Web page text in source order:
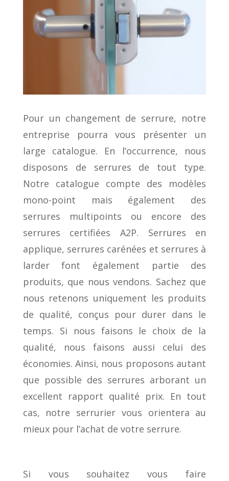
Pour un changement de serrure, notre
entreprise pourra vous présenter un
large catalogue. En l’occurrence, nous
disposons de serrures de tout type.
Notre catalogue compte des modèles
mono-point mais également des
serrures multipoints ou encore des
serrures certifiées A2P. Serrures en
applique, serrures carénées et serrures à
larder font également partie des
produits, que nous vendons. Sachez que
nous retenons uniquement les produits
de qualité, conçus pour durer dans le
temps. Si nous faisons le choix de la
qualité, nous faisons aussi celui des
économies. Ainsi, nous proposons autant
que possible des serrures arborant un
excellent rapport qualité prix. En tout
cas, notre serrurier vous orientera au
mieux pour l’achat de votre serrure.
Si vous souhaitez vous faire